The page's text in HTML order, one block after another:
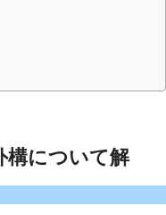
構について解